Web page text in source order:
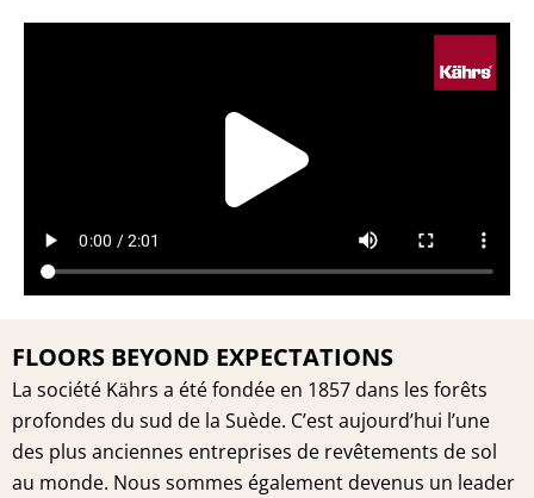
Play
FLOORS BEYOND EXPECTATIONS
La société Kährs a été fondée en 1857 dans les forêts
profondes du sud de la Suède. C’est aujourd’hui l’une
des plus anciennes entreprises de revêtements de sol
au monde. Nous sommes également devenus un leader